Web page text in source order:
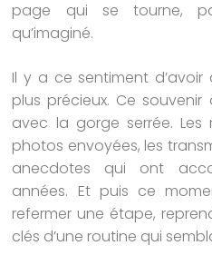
page qui se tourne,
qu’imaginé.
Il y a ce sentiment
plus précieux. Ce
avec la gorge serrée. Les
photos envoyées, les
anecdotes qui ont
années. Et puis ce
refermer une étape,
clés d’une routine qui